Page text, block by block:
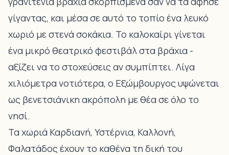
γίγαντας, και μέσα σε αυτό το τοπίο ένα λευκό
χωριό με στενά σοκάκια. Το καλοκαίρι γίνεται
ένα μικρό θεατρικό φεστιβάλ στα βράχια -
αξίζει να το στοχεύσεις αν συμπίπτει. Λίγα
χιλιόμετρα νοτιότερα, ο Εξώμβουργοςυψώνεται
ως βενετσιάνικη ακρόπολη με θέα σε όλο το
νησί.
Τα χωριά Καρδιανή, Υστέρνια, Καλλονή,
Φαλατάδος έχουν το καθένα τη δική του